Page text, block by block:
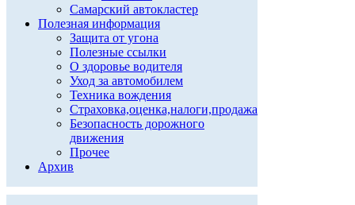
Самарский автокластер
Полезная информация
Защита от угона
Полезные ссылки
О здоровье водителя
Уход за автомобилем
Техника вождения
Страховка,оценка,налоги,продажа
Безопасность дорожного
движения
Прочее
Архив